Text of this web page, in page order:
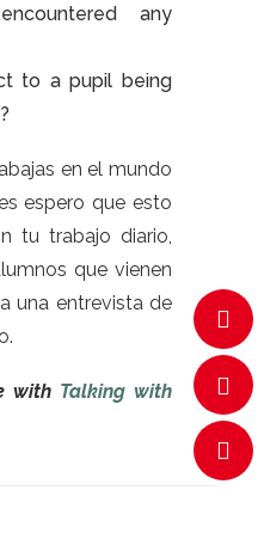
any
to a pupil being
en el mundo
espero que esto
tu trabajo diario,
que vienen
una entrevista de
with Talking with